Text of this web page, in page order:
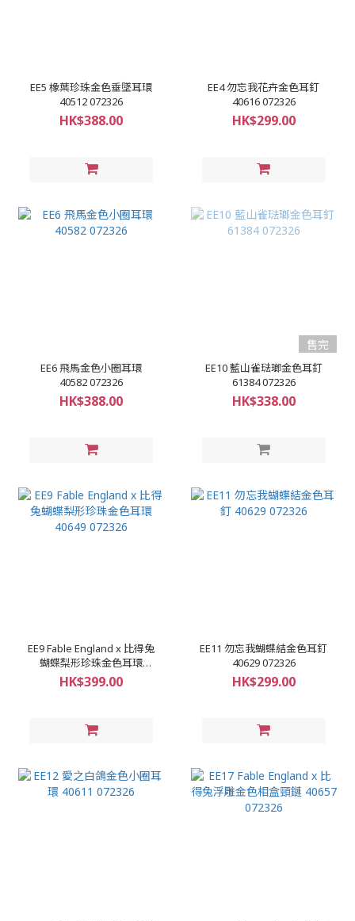
EE5 橡葉珍珠金色垂墜耳環
40512 072326
HK$388.00
EE4 勿忘我花卉金色耳釘
40616 072326
HK$299.00
EE6 飛馬金色小圈耳環
40582 072326
HK$388.00
售完
EE10 藍山雀琺瑯金色耳釘
61384 072326
HK$338.00
EE9 Fable England x 比得兔
蝴蝶梨形珍珠金色耳環
40649 072326
HK$399.00
EE11 勿忘我蝴蝶結金色耳釘
40629 072326
HK$299.00